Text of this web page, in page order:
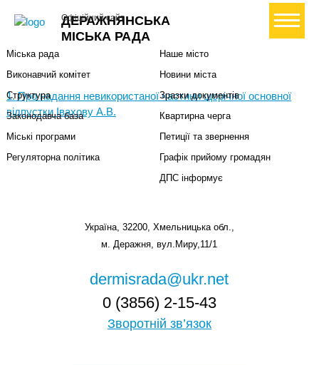
ДЕРАЖНЯНСЬКА
МІСЬКА РАДА
Офіційний сайт+ Створити петицію
1. Про надання невикористаної частини щорічної основної
відпустки Івахову А.В.
Міський голова
Міська рада
Виконавчий комітет
Структура
Законодавча база
Міські програми
Регуляторна політика
Наше місто
Новини міста
Зразки документів
Квартирна черга
Петиції та звернення
Графік прийому громадян
ДПС інформує
Україна, 32200, Хмельницька обл.,
м. Деражня, вул.Миру,11/1
dermisrada@ukr.net
0 (3856) 2-15-43
Зворотній зв’язок